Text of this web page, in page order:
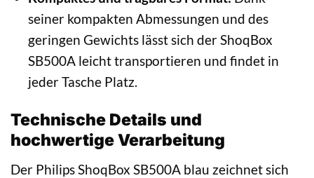
seiner kompakten Abmessungen und des
geringen Gewichts lässt sich der ShoqBox
SB500A leicht transportieren und findet in
jeder Tasche Platz.
Technische Details und
hochwertige Verarbeitung
Der Philips ShoqBox SB500A blau zeichnet sich